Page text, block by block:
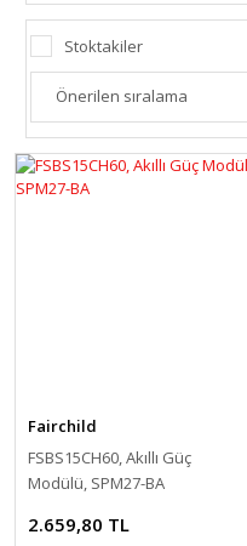
Stoktakiler
Fairchild
FSBS15CH60, Akıllı Güç
Modülü, SPM27-BA
2.659,80 TL